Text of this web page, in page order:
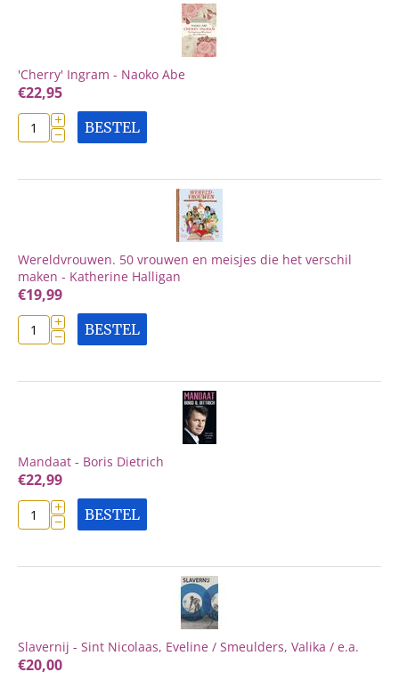
'Cherry' Ingram - Naoko Abe
€22,95
+
− BESTEL
Wereldvrouwen. 50 vrouwen en meisjes die het verschil
maken - Katherine Halligan
€19,99
+
− BESTEL
Mandaat - Boris Dietrich
€22,99
+
− BESTEL
Slavernij - Sint Nicolaas, Eveline / Smeulders, Valika / e.a.
€20,00